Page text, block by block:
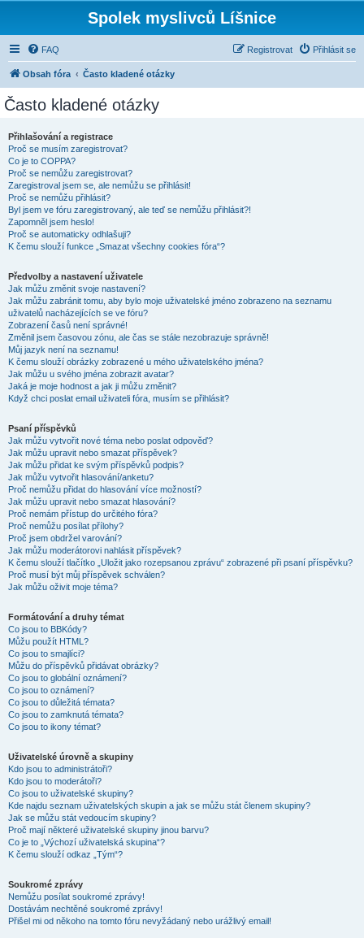
Spolek myslivců Líšnice
FAQ Přihlásit se
Registrovat
Obsah fóra Často kladené otázky
Často kladené otázky
Přihlašování a registrace
Proč se musím zaregistrovat?
Co je to COPPA?
Proč se nemůžu zaregistrovat?
Zaregistroval jsem se, ale nemůžu se přihlásit!
Proč se nemůžu přihlásit?
Byl jsem ve fóru zaregistrovaný, ale teď se nemůžu přihlásit?!
Zapomněl jsem heslo!
Proč se automaticky odhlašuji?
K čemu slouží funkce „Smazat všechny cookies fóra“?
Předvolby a nastavení uživatele
Jak můžu změnit svoje nastavení?
Jak můžu zabránit tomu, aby bylo moje uživatelské jméno zobrazeno na seznamu
uživatelů nacházejících se ve fóru?
Zobrazení časů není správné!
Změnil jsem časovou zónu, ale čas se stále nezobrazuje správně!
Můj jazyk není na seznamu!
K čemu slouží obrázky zobrazené u mého uživatelského jména?
Jak můžu u svého jména zobrazit avatar?
Jaká je moje hodnost a jak ji můžu změnit?
Když chci poslat email uživateli fóra, musím se přihlásit?
Psaní příspěvků
Jak můžu vytvořit nové téma nebo poslat odpověď?
Jak můžu upravit nebo smazat příspěvek?
Jak můžu přidat ke svým příspěvků podpis?
Jak můžu vytvořit hlasování/anketu?
Proč nemůžu přidat do hlasování více možností?
Jak můžu upravit nebo smazat hlasování?
Proč nemám přístup do určitého fóra?
Proč nemůžu posílat přílohy?
Proč jsem obdržel varování?
Jak můžu moderátorovi nahlásit příspěvek?
K čemu slouží tlačítko „Uložit jako rozepsanou zprávu“ zobrazené při psaní příspěvku?
Proč musí být můj příspěvek schválen?
Jak můžu oživit moje téma?
Formátování a druhy témat
Co jsou to BBKódy?
Můžu použít HTML?
Co jsou to smajlíci?
Můžu do příspěvků přidávat obrázky?
Co jsou to globální oznámení?
Co jsou to oznámení?
Co jsou to důležitá témata?
Co jsou to zamknutá témata?
Co jsou to ikony témat?
Uživatelské úrovně a skupiny
Kdo jsou to administrátoři?
Kdo jsou to moderátoři?
Co jsou to uživatelské skupiny?
Kde najdu seznam uživatelských skupin a jak se můžu stát členem skupiny?
Jak se můžu stát vedoucím skupiny?
Proč mají některé uživatelské skupiny jinou barvu?
Co je to „Výchozí uživatelská skupina“?
K čemu slouží odkaz „Tým“?
Soukromé zprávy
Nemůžu posílat soukromé zprávy!
Dostávám nechtěné soukromé zprávy!
Přišel mi od někoho na tomto fóru nevyžádaný nebo urážlivý email!